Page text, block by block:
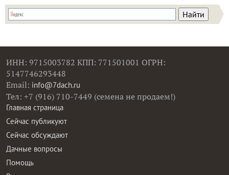
ИНН: 9715003782 КПП: 771501001 ОГРН:
5147746293448
Email: info@7dach.ru
Тел: +7 (916) 710-7449 (семена не продаем!)
Главная страница
Сейчас публикуют
Сейчас обсуждают
Дачные вопросы
Помощь